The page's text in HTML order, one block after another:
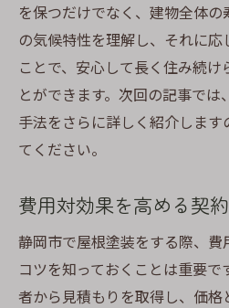
品質に妥協しないた
長期的なメンテナン
地域特性を活かした
成功事例から学ぶ費
静岡市での屋根塗装にお
費用対効果を最大化
投資効果を高めるた
効果的なプロジェク
減
を保つだけでなく、建物全体
の気候特性を理解し、それに
ことで、安心して長く住み続
とができます。次回の記事で
手法をさらに詳しく紹介します
てください。
費用対効果を高める契
静岡市で屋根塗装をする際、
コツを知っておくことは重要で
者から見積もりを取得し、価